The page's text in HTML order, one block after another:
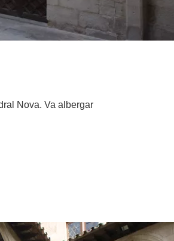
Nova. Va albergar